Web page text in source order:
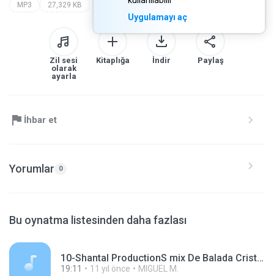
Uygulamayı aç
MP3 27,329 KB
Zil sesi
olarak
ayarla
Kitaplığa İndir Paylaş
İhbar et
Yorumlar 0
Bu oynatma listesinden daha fazlası
10-Shantal ProductionS mix De Balada Cristiana By Dj miguelito WesT (1).mp3
19:11 11 yıl önce MIGUEL M.